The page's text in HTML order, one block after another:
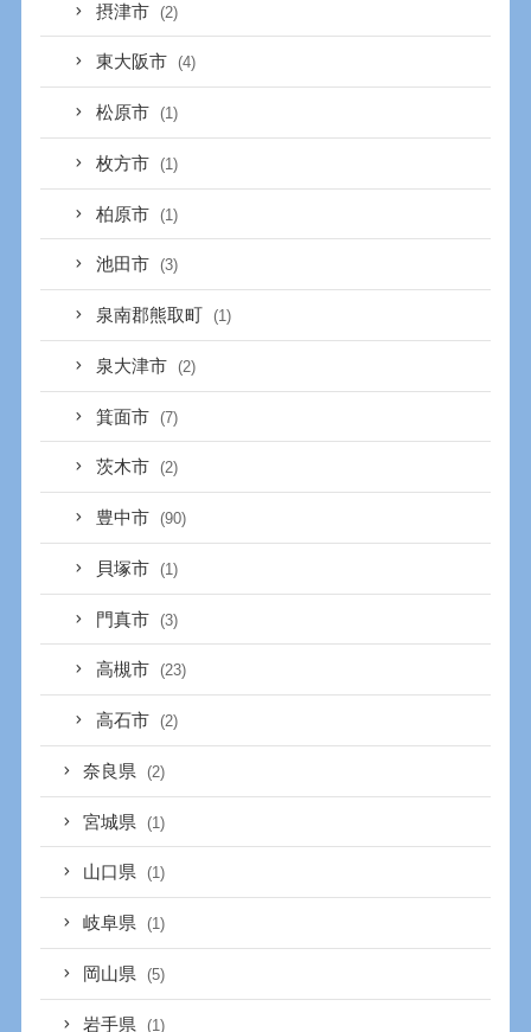
摂津市 (2)
東大阪市 (4)
松原市 (1)
枚方市 (1)
柏原市 (1)
池田市 (3)
泉南郡熊取町 (1)
泉大津市 (2)
箕面市 (7)
茨木市 (2)
豊中市 (90)
貝塚市 (1)
門真市 (3)
高槻市 (23)
高石市 (2)
奈良県 (2)
宮城県 (1)
山口県 (1)
岐阜県 (1)
岡山県 (5)
岩手県 (1)